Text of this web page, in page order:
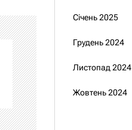
Січень 2025
Грудень 2024
Листопад 2024
Жовтень 2024